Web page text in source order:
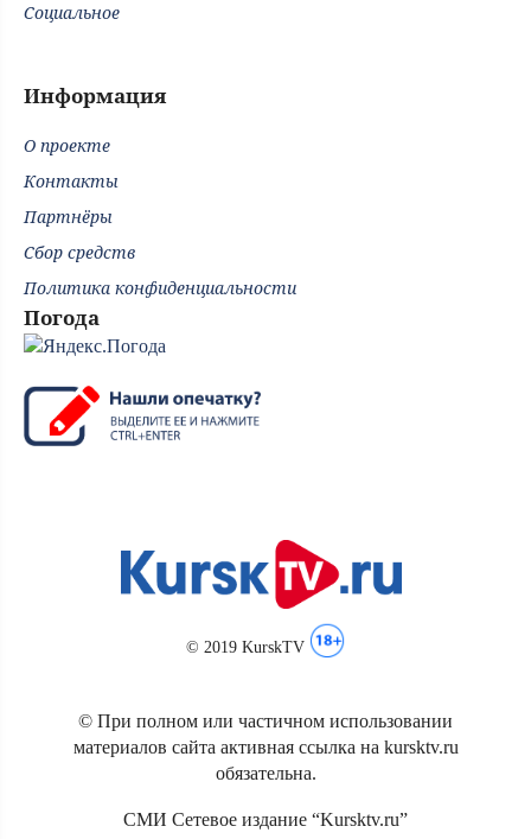
Социальное
Информация
О проекте
Контакты
Партнёры
Сбор средств
Политика конфиденциальности
Погода
© 2019 KurskTV
© При полном или частичном использовании
материалов сайта активная ссылка на kursktv.ru
обязательна.
СМИ Сетевое издание “Kursktv.ru”